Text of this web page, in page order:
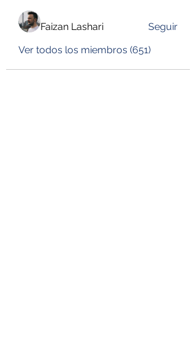
Faizan Lashari
Seguir
Ver todos los miembros (651)